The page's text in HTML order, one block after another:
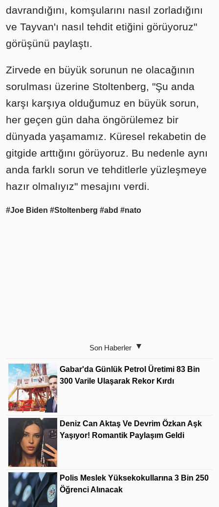
davrandığını, komşularını nasıl zorladığını
ve Tayvan'ı nasıl tehdit etiğini görüyoruz"
görüşünü paylaştı.
Zirvede en büyük sorunun ne olacağının
sorulması üzerine Stoltenberg, "Şu anda
karşı karşıya olduğumuz en büyük sorun,
her geçen gün daha öngörülemez bir
dünyada yaşamamız. Küresel rekabetin de
gitgide arttığını görüyoruz. Bu nedenle aynı
anda farklı sorun ve tehditlerle yüzleşmeye
hazır olmalıyız" mesajını verdi.
#Joe Biden #Stoltenberg #abd #nato
Son Haberler
Gabar'da Günlük Petrol Üretimi 83 Bin
300 Varile Ulaşarak Rekor Kırdı
Deniz Can Aktaş Ve Devrim Özkan Aşk
Yaşıyor! Romantik Paylaşım Geldi
Polis Meslek Yüksekokullarına 3 Bin 250
Öğrenci Alınacak